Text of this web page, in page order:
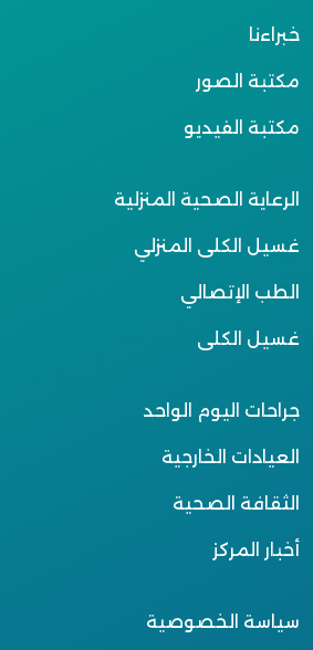
خبراءنا
مكتبة الصور
مكتبة الفيديو
الرعاية الصحية المنزلية
غسيل الكلى المنزلي
الطب الإتصالي
غسيل الكلى
جراحات اليوم الواحد
العيادات الخارجية
الثقافة الصحية
أخبار المركز
سياسة الخصوصية